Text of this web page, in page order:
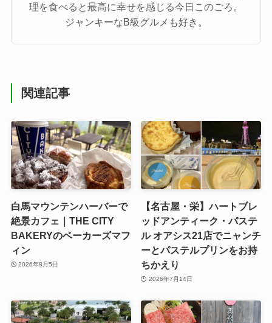
理を食べると最高に幸せを感じる今日このごろ。
ジャンキーなB級グルメも好き。
関連記事
白馬マウンテンハーバーで
絶景カフェ｜THE CITY
BAKERYのベーカーズマフ
ィン
2026年8月5日
【名古屋・栄】ハートブレ
ッドアンティーク・パステ
ル オアシス21店でニャンチ
ーとパステルプリンをお持
ちかえり
2026年7月14日